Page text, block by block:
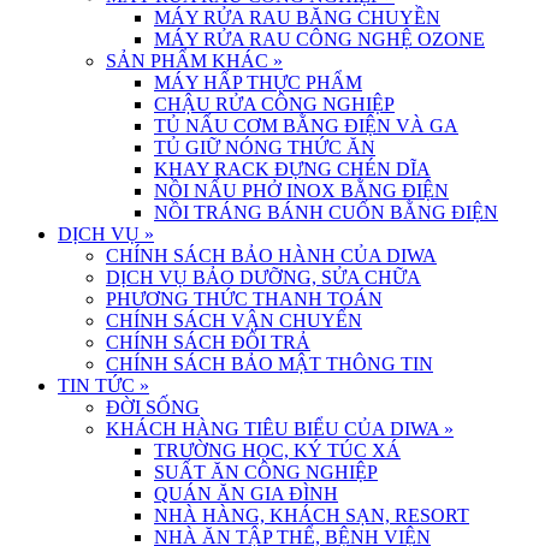
MÁY RỬA RAU BĂNG CHUYỀN
MÁY RỬA RAU CÔNG NGHỆ OZONE
SẢN PHẨM KHÁC »
MÁY HẤP THỰC PHẨM
CHẬU RỬA CÔNG NGHIỆP
TỦ NẤU CƠM BẰNG ĐIỆN VÀ GA
TỦ GIỮ NÓNG THỨC ĂN
KHAY RACK ĐỰNG CHÉN DĨA
NỒI NẤU PHỞ INOX BẰNG ĐIỆN
NỒI TRÁNG BÁNH CUỐN BẰNG ĐIỆN
DỊCH VỤ »
CHÍNH SÁCH BẢO HÀNH CỦA DIWA
DỊCH VỤ BẢO DƯỠNG, SỬA CHỮA
PHƯƠNG THỨC THANH TOÁN
CHÍNH SÁCH VẬN CHUYỂN
CHÍNH SÁCH ĐỔI TRẢ
CHÍNH SÁCH BẢO MẬT THÔNG TIN
TIN TỨC »
ĐỜI SỐNG
KHÁCH HÀNG TIÊU BIỂU CỦA DIWA »
TRƯỜNG HỌC, KÝ TÚC XÁ
SUẤT ĂN CÔNG NGHIỆP
QUÁN ĂN GIA ĐÌNH
NHÀ HÀNG, KHÁCH SẠN, RESORT
NHÀ ĂN TẬP THỂ, BỆNH VIỆN